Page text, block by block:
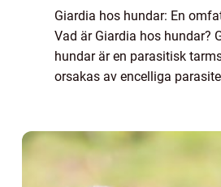
Giardia hos hundar: En
Vad är Giardia hos hundar?
hundar är en parasitisk
orsakas av encelliga